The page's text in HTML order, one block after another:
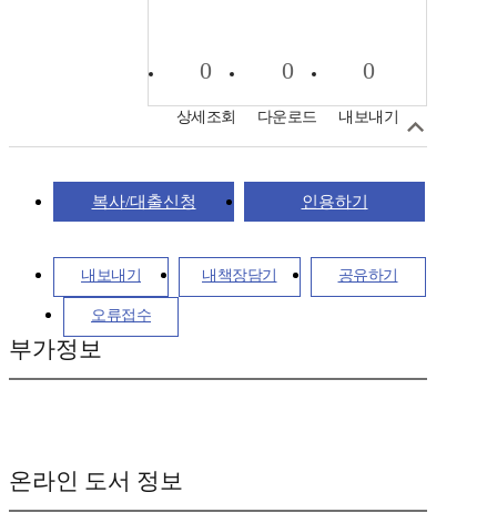
0
상세조회
0
다운로드
0
내보내기
복사/대출신청 인용하기
내보내기 내책장담기 공유하기
오류접수
부가정보
온라인 도서 정보